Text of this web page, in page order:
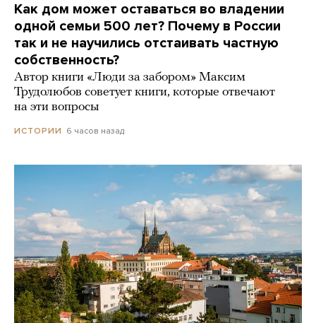
Как дом может оставаться во владении
одной семьи 500 лет? Почему в России
так и не научились отстаивать частную
собственность?
Автор книги «Люди за забором» Максим
Трудолюбов советует книги, которые отвечают
на эти вопросы
ИСТОРИИ 6 часов назад